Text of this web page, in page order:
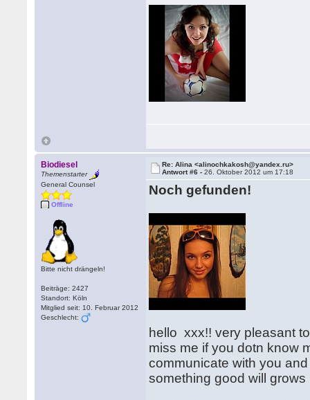
Biodiesel
Themenstarter
General Counsel
Offline
Bitte nicht drängeln!
Beiträge: 2427
Standort: Köln
Mitglied seit: 10. Februar 2012
Geschlecht:
Re: Alina <alinochkakosh@yandex.ru>
Antwort #6 -26. Oktober 2012 um 17:18
Noch gefunden!
hello xxx!! very pleasant
miss me if you dotn know
communicate with you
something good will